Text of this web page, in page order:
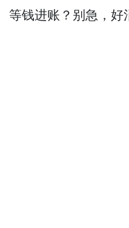
等钱进账？别急，好